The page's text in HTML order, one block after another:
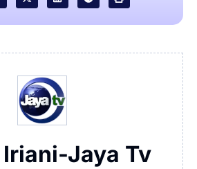
Iriani-Jaya Tv